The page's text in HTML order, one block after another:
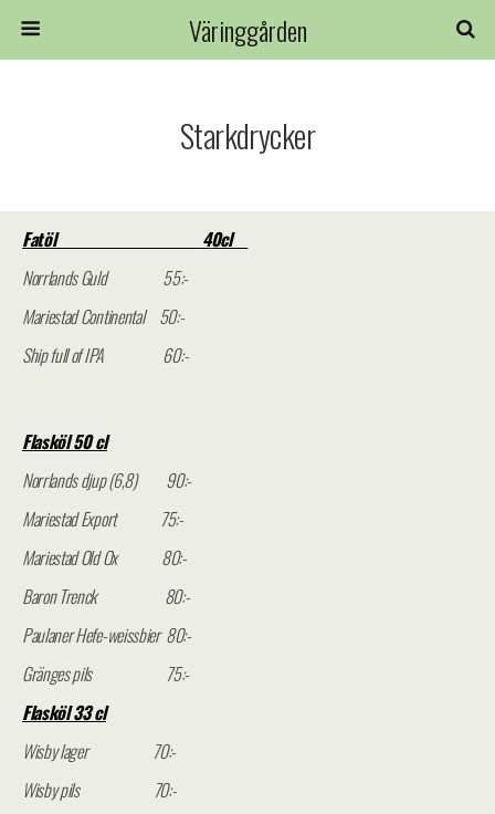
Väringgården
Starkdrycker
Fatöl 40cl
Norrlands Guld 55:-
Mariestad Continental 50:-
Ship full of IPA 60:-
Flasköl 50 cl
Norrlands djup (6,8) 90:-
Mariestad Export 75:-
Mariestad Old Ox 80:-
Baron Trenck 80:-
Paulaner Hefe-weissbier 80:-
Gränges pils 75:-
Flasköl 33 cl
Wisby lager 70:-
Wisby pils 70:-